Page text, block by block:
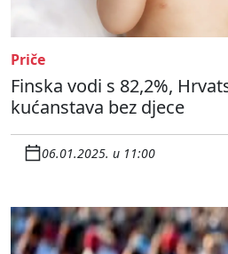
Priče
Finska vodi s 82,2%,
kućanstava bez djece
06.01.2025. u 11:00